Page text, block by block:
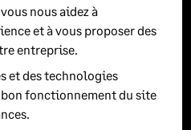
et enfin vous
de la productivité ».
nous aidez à
et à vous proposer des
entreprise.
et des technologies
fonctionnement du site